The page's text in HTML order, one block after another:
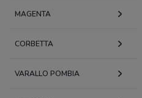
MAGENTA
CORBETTA
VARALLO POMBIA